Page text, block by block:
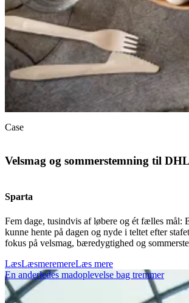
Velsmag og sommerstemning til
Sparta
Fem dage, tusindvis af løbere og ét fælles mål:
kunne hente på dagen og nyde i teltet efter
fokus på velsmag, bæredygtighed og
Case
LæsLæsmeremereLæs mere
En anderledes madoplevelse bag tremmer